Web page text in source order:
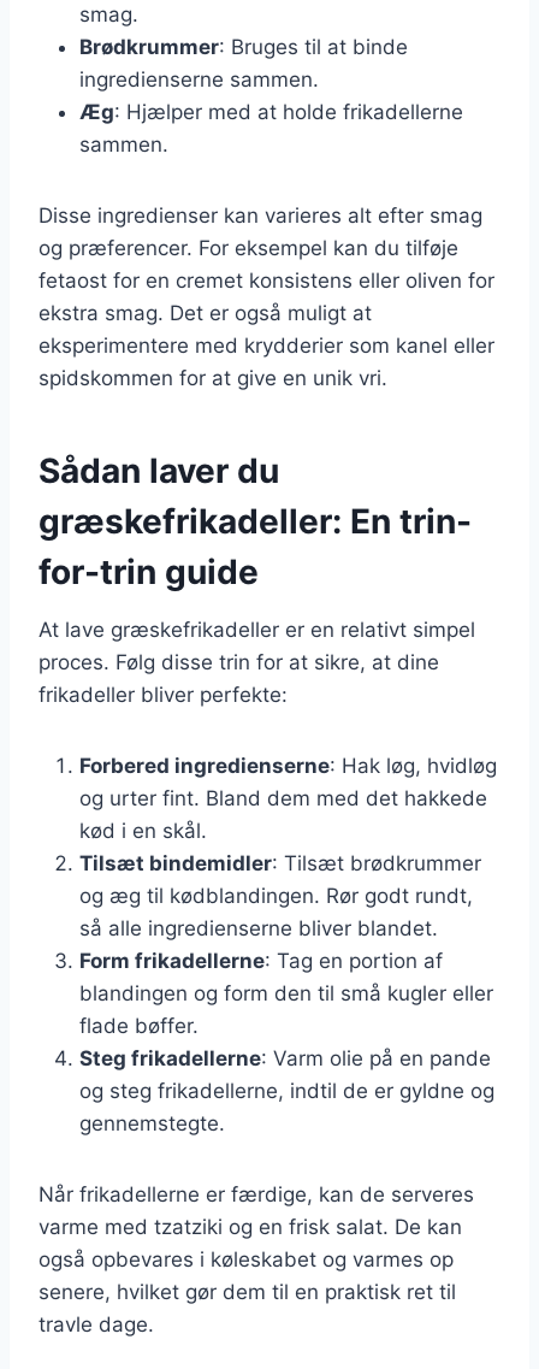
smag.
Brødkrummer: Bruges til at binde
ingredienserne sammen.
Æg: Hjælper med at holde frikadellerne
sammen.
Disse ingredienser kan varieres alt efter smag
og præferencer. For eksempel kan du tilføje
fetaost for en cremet konsistens eller oliven for
ekstra smag. Det er også muligt at
eksperimentere med krydderier som kanel eller
spidskommen for at give en unik vri.
Sådan laver du
græskefrikadeller: En trin-
for-trin guide
At lave græskefrikadeller er en relativt simpel
proces. Følg disse trin for at sikre, at dine
frikadeller bliver perfekte:
Forbered ingredienserne: Hak løg, hvidløg
og urter fint. Bland dem med det hakkede
kød i en skål.
Tilsæt bindemidler: Tilsæt brødkrummer
og æg til kødblandingen. Rør godt rundt,
så alle ingredienserne bliver blandet.
Form frikadellerne: Tag en portion af
blandingen og form den til små kugler eller
flade bøffer.
Steg frikadellerne: Varm olie på en pande
og steg frikadellerne, indtil de er gyldne og
gennemstegte.
Når frikadellerne er færdige, kan de serveres
varme med tzatziki og en frisk salat. De kan
også opbevares i køleskabet og varmes op
senere, hvilket gør dem til en praktisk ret til
travle dage.